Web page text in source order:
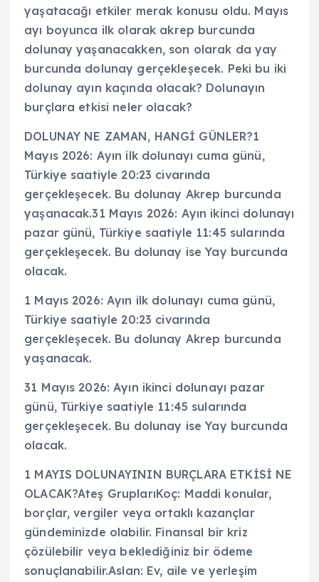
yaşatacağı etkiler merak konusu oldu. Mayıs
ayı boyunca ilk olarak akrep burcunda
dolunay yaşanacakken, son olarak da yay
burcunda dolunay gerçekleşecek. Peki bu iki
dolunay ayın kaçında olacak? Dolunayın
burçlara etkisi neler olacak?
DOLUNAY NE ZAMAN, HANGİ GÜNLER?1
Mayıs 2026: Ayın ilk dolunayı cuma günü,
Türkiye saatiyle 20:23 civarında
gerçekleşecek. Bu dolunay Akrep burcunda
yaşanacak.31 Mayıs 2026: Ayın ikinci dolunayı
pazar günü, Türkiye saatiyle 11:45 sularında
gerçekleşecek. Bu dolunay ise Yay burcunda
olacak.
1 Mayıs 2026: Ayın ilk dolunayı cuma günü,
Türkiye saatiyle 20:23 civarında
gerçekleşecek. Bu dolunay Akrep burcunda
yaşanacak.
31 Mayıs 2026: Ayın ikinci dolunayı pazar
günü, Türkiye saatiyle 11:45 sularında
gerçekleşecek. Bu dolunay ise Yay burcunda
olacak.
1 MAYIS DOLUNAYININ BURÇLARA ETKİSİ NE
OLACAK?Ateş GruplarıKoç: Maddi konular,
borçlar, vergiler veya ortaklı kazançlar
gündeminizde olabilir. Finansal bir kriz
çözülebilir veya beklediğiniz bir ödeme
sonuçlanabilir.Aslan: Ev, aile ve yerleşim